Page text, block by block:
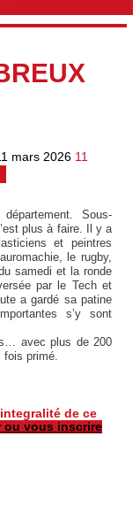
mars 2026 11
Sous-
plus à faire. Il y a
et peintres
le rugby,
samedi et la ronde
par le Tech et
a gardé sa patine
s’y sont
avec plus de 200
fois primé.
de ce
ou vous inscrire